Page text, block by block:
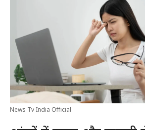
News Tv India Official